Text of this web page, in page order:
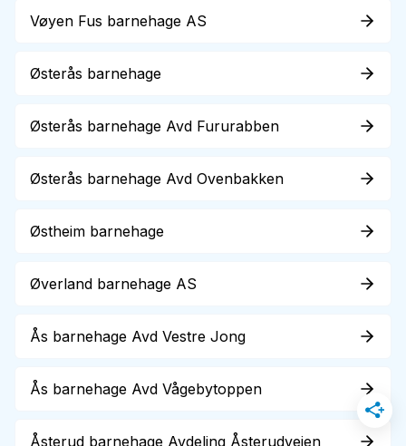
Vøyen Fus barnehage AS
Østerås barnehage
Østerås barnehage Avd Fururabben
Østerås barnehage Avd Ovenbakken
Østheim barnehage
Øverland barnehage AS
Ås barnehage Avd Vestre Jong
Ås barnehage Avd Vågebytoppen
Åsterud barnehage Avdeling Åsterudveien